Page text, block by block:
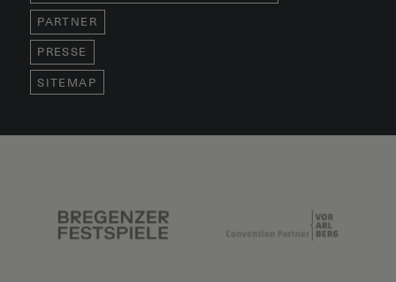
PARTNER
PRESSE
SITEMAP